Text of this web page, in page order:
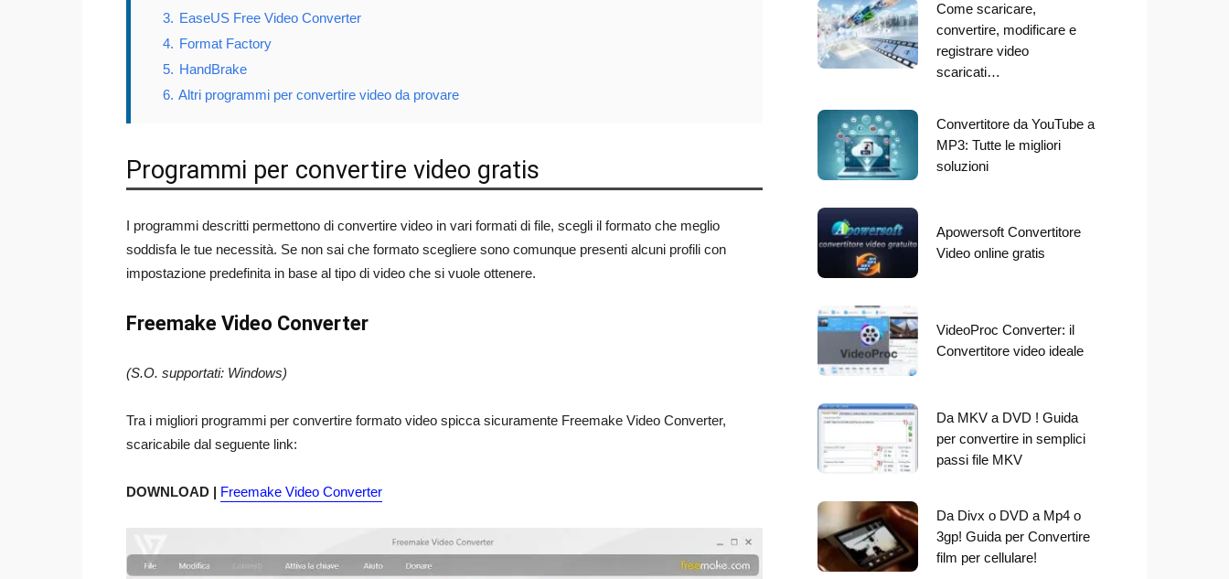
3. EaseUS Free Video Converter
4. Format Factory
5. HandBrake
6. Altri programmi per convertire video da provare
Programmi per convertire video gratis
I programmi descritti permettono di convertire video in vari formati di file, scegli il formato che meglio
soddisfa le tue necessità. Se non sai che formato scegliere sono comunque presenti alcuni profili con
impostazione predefinita in base al tipo di video che si vuole ottenere.
Freemake Video Converter
(S.O. supportati: Windows)
Tra i migliori programmi per convertire formato video spicca sicuramente Freemake Video Converter,
scaricabile dal seguente link:
DOWNLOAD | Freemake Video Converter
Come scaricare,
convertire, modificare e
registrare video
scaricati…
Convertitore da YouTube a
MP3: Tutte le migliori
soluzioni
Apowersoft Convertitore
Video online gratis
VideoProc Converter: il
Convertitore video ideale
Da MKV a DVD ! Guida
per convertire in semplici
passi file MKV
Da Divx o DVD a Mp4 o
3gp! Guida per Convertire
film per cellulare!